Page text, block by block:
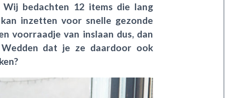
bedachten 12 items die lang
inzetten voor snelle gezonde
voorraadje van inslaan dus, dan
dat je ze daardoor ook